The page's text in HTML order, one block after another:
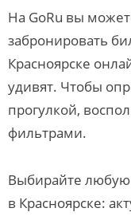
На GoRu вы
забронировать
Красноярске
удивят. Чтобы
прогулкой,
фильтрами.
Выбирайте любую
в Красноярске: